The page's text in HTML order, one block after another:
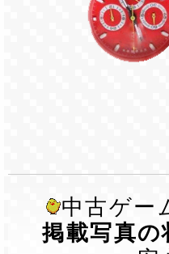
中古ゲー
掲載写真の